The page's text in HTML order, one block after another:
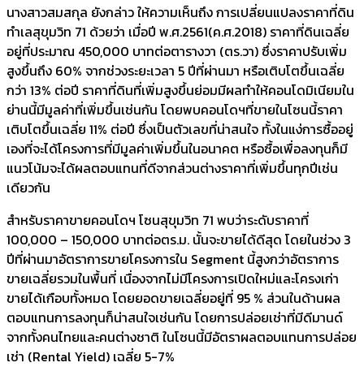
นางสาวสมสกุล ยังกล่าว ให้ความเห็นถึง การเปลี่ยนแปลงราคาที่ดิน
ทำเลสุขุมวิท 71 ด้วยว่า เมื่อปี พ.ศ.2561(ค.ศ.2018) ราคาที่ดินเฉลี่ย
อยู่ที่ประมาณ 450,000 บาทต่อตารางวา (ตร.วา) ซึ่งราคาปรับเพิ่ม
สูงขึ้นถึง 60% จากช่วงระยะเวลา 5 ปีที่ผ่านมา หรือเติบโตขึ้นเฉลี่ย
กว่า 13% ต่อปี ราคาที่ดินที่เพิ่มสูงขึ้นย่อมมีผลทำให้คอนโดมิเนียมใน
ย่านนี้มีมูลค่าที่เพิ่มขึ้นเช่นกัน โดยพบคอนโดฯที่ขายในโซนนี้ราคา
เติบโตขึ้นเฉลี่ย 11% ต่อปี ซึ่งเป็นตัวเลขที่น่าสนใจ ทั้งในแง่การซื้ออยู่
เองที่จะได้โครงการที่มีมูลค่าเพิ่มขึ้นในอนาคต หรือซื้อเพื่อลงทุนก็มี
แนวโน้มจะได้ผลตอบแทนที่ดีจากส่วนต่างราคาที่เพิ่มขึ้นทุกปีเช่น
เดียวกัน
สำหรับราคาขายคอนโดฯ โซนสุขุมวิท 71 พบว่าระดับราคาที่
100,000 – 150,000 บาทต่อตร.ม. นั้นจะขายได้ดีสุด โดยในช่วง 3
ปีที่ผ่านมาอัตราการขายโครงการใน Segment นี้สูงกว่าอัตราการ
ขายเฉลี่ยรวมในพื้นที่ เนื่องจากไม่มีโครงการเปิดใหม่และโครงเก่า
ขายได้เกือบทั้งหมด โดยยอดขายเฉลี่ยอยู่ที่ 95 % ส่วนในด้านผล
ตอบแทนการลงทุนก็น่าสนใจเช่นกัน โดยการปล่อยเช่าที่มีดีมานด์
จากทั้งคนไทยและคนต่างชาติ ในโซนนี้มีอัตราผลตอบแทนการปล่อย
เช่า (Rental Yield) เฉลี่ย 5-7%